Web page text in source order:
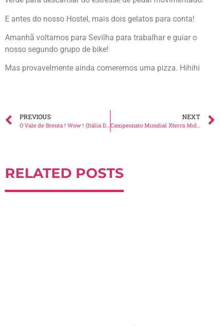
E antes do nosso Hostel, mais dois gelatos para conta!
Amanhã voltamos para Sevilha para trabalhar e guiar o
nosso segundo grupo de bike!
Mas provavelmente ainda comeremos uma pizza. Hihihi
PREVIOUS
O Vale de Brenta ! Wow ! {Itália Day 10}
NEXT
Campeonato Mundial Xterra Molveno
RELATED POSTS